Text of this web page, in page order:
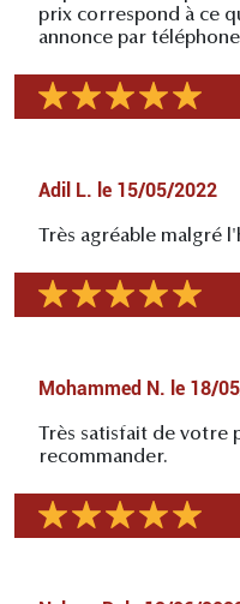
prix correspond à ce
annonce par téléphone
Adil L. le 15/05/2022
Très agréable malgré
Mohammed N. le 18/
Très satisfait de votre
recommander.